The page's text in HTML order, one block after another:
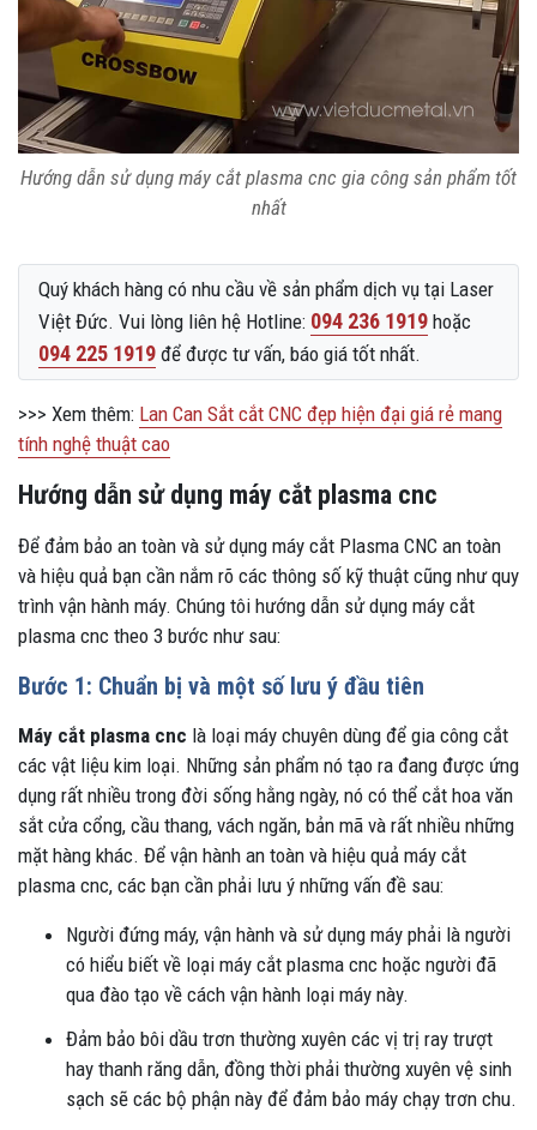
Hướng dẫn sử dụng máy cắt plasma cnc gia công sản phẩm tốt
nhất
Quý khách hàng có nhu cầu về sản phẩm dịch vụ tại Laser
Việt Đức. Vui lòng liên hệ Hotline: 094 236 1919 hoặc
094 225 1919 để được tư vấn, báo giá tốt nhất.
>>> Xem thêm: Lan Can Sắt cắt CNC đẹp hiện đại giá rẻ mang
tính nghệ thuật cao
Hướng dẫn sử dụng máy cắt plasma cnc
Để đảm bảo an toàn và sử dụng máy cắt Plasma CNC an toàn
và hiệu quả bạn cần nắm rõ các thông số kỹ thuật cũng như quy
trình vận hành máy. Chúng tôi hướng dẫn sử dụng máy cắt
plasma cnc theo 3 bước như sau:
Bước 1: Chuẩn bị và một số lưu ý đầu tiên
Máy cắt plasma cnc là loại máy chuyên dùng để gia công cắt
các vật liệu kim loại. Những sản phẩm nó tạo ra đang được ứng
dụng rất nhiều trong đời sống hằng ngày, nó có thể cắt hoa văn
sắt cửa cổng, cầu thang, vách ngăn, bản mã và rất nhiều những
mặt hàng khác. Để vận hành an toàn và hiệu quả máy cắt
plasma cnc, các bạn cần phải lưu ý những vấn đề sau:
Người đứng máy, vận hành và sử dụng máy phải là người
có hiểu biết về loại máy cắt plasma cnc hoặc người đã
qua đào tạo về cách vận hành loại máy này.
Đảm bảo bôi dầu trơn thường xuyên các vị trị ray trượt
hay thanh răng dẫn, đồng thời phải thường xuyên vệ sinh
sạch sẽ các bộ phận này để đảm bảo máy chạy trơn chu.